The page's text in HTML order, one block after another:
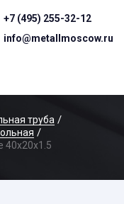
+7 (495) 255-32-12
info@metallmoscow.ru
труба
40x20x1.5